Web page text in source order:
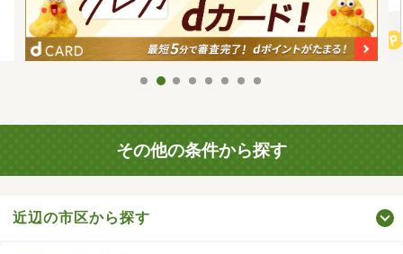
その他の条件から探す
近辺の市区から探す